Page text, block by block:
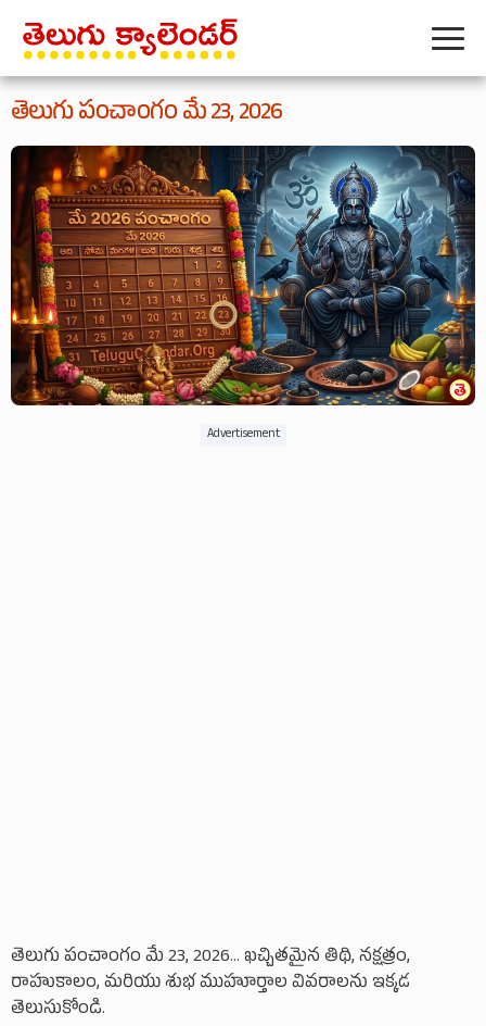
తెలుగు పంచాంగం మే 23, 2026
Advertisement
తెలుగు పంచాంగం మే 23, 2026... ఖచ్చితమైన తిథి, నక్షత్రం,
రాహుకాలం, మరియు శుభ ముహూర్తాల వివరాలను ఇక్కడ
తెలుసుకోండి.